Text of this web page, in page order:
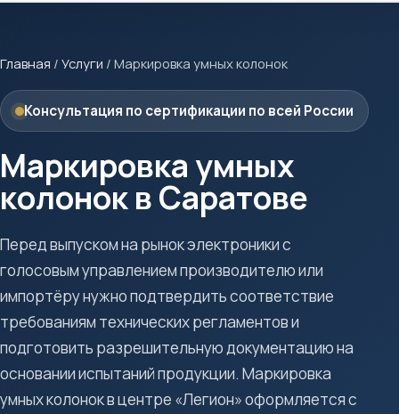
Главная / Услуги / Маркировка умных колонок
Консультация по сертификации по всей России
Маркировка умных
колонок в Саратове
Перед выпуском на рынок электроники с
голосовым управлением производителю или
импортёру нужно подтвердить соответствие
требованиям технических регламентов и
подготовить разрешительную документацию на
основании испытаний продукции. Маркировка
умных колонок в центре «Легион» оформляется с